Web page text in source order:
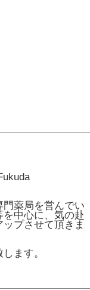
薬局を営んでい
を中心に、気の赴
プさせて頂きま
ます。